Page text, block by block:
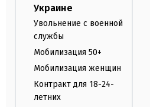
Украине
Увольнение с военной
службы
Мобилизация 50+
Мобилизация женщин
Контракт для 18-24-
летних